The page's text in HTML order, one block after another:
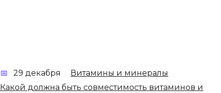
29 декабря
Витамины и минералы
Какой должна быть совместимость витаминов и